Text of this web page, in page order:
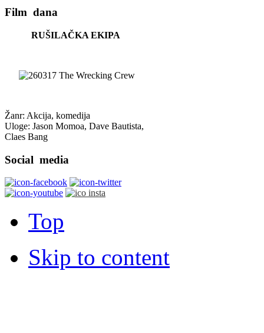
Film dana
RUŠILAČKA EKIPA
Žanr: Akcija, komedija
Uloge: Jason Momoa, Dave Bautista,
Claes Bang
Social media
Top
Skip to content